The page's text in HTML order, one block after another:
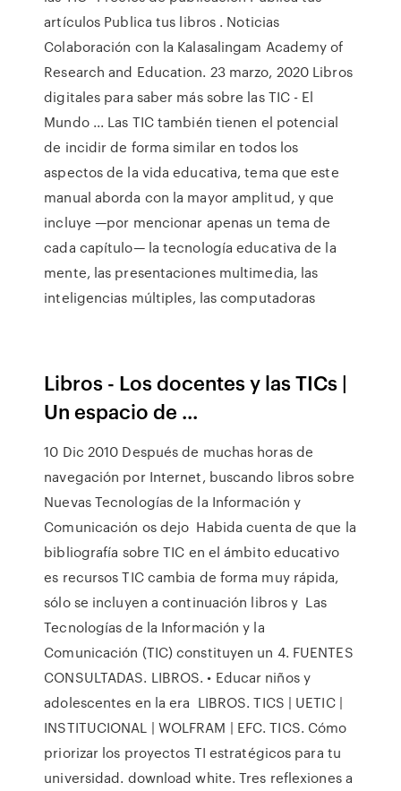
artículos Publica tus libros . Noticias
Colaboración con la Kalasalingam Academy of
Research and Education. 23 marzo, 2020 Libros
digitales para saber más sobre las TIC - El
Mundo ... Las TIC también tienen el potencial
de incidir de forma similar en todos los
aspectos de la vida educativa, tema que este
manual aborda con la mayor amplitud, y que
incluye —por mencionar apenas un tema de
cada capítulo— la tecnología educativa de la
mente, las presentaciones multimedia, las
inteligencias múltiples, las computadoras
Libros - Los docentes y las TICs |
Un espacio de ...
10 Dic 2010 Después de muchas horas de
navegación por Internet, buscando libros sobre
Nuevas Tecnologías de la Información y
Comunicación os dejo Habida cuenta de que la
bibliografía sobre TIC en el ámbito educativo
es recursos TIC cambia de forma muy rápida,
sólo se incluyen a continuación libros y Las
Tecnologías de la Información y la
Comunicación (TIC) constituyen un 4. FUENTES
CONSULTADAS. LIBROS. • Educar niños y
adolescentes en la era LIBROS. TICS | UETIC |
INSTITUCIONAL | WOLFRAM | EFC. TICS. Cómo
priorizar los proyectos TI estratégicos para tu
universidad. download white. Tres reflexiones a